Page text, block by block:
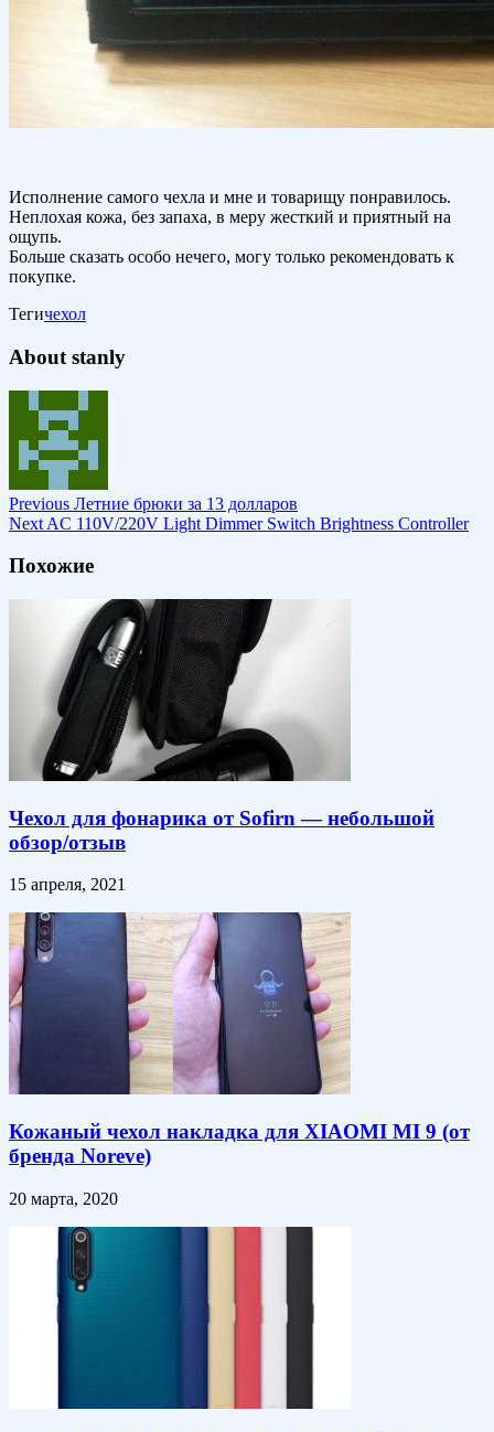
Исполнение самого чехла и мне и товарищу понравилось.
Неплохая кожа, без запаха, в меру жесткий и приятный на
ощупь.
Больше сказать особо нечего, могу только рекомендовать к
покупке.
Тегичехол
About stanly
Previous Летние брюки за 13 долларов
Next AC 110V/220V Light Dimmer Switch Brightness Controller
Похожие
Чехол для фонарика от Sofirn — небольшой
обзор/отзыв
15 апреля, 2021
Кожаный чехол накладка для XIAOMI MI 9 (от
бренда Noreve)
20 марта, 2020